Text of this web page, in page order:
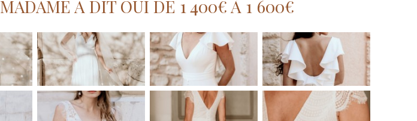
MADAME A DIT OUI DE 1 400€ À 1 600€